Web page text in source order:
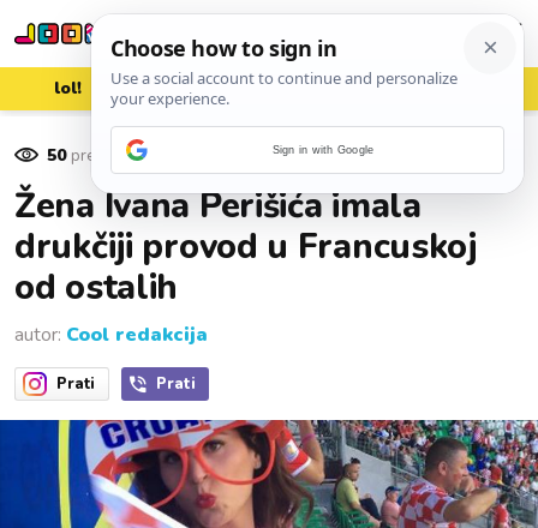
lol! aww vrh! woot?!
50pregleda
Žena Ivana Perišića imala
drukčiji provod u Francuskoj
od ostalih
autor: Cool redakcija
Prati Prati
Sign in with Google